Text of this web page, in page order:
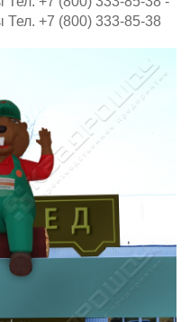
+7 (800) 333-85-38